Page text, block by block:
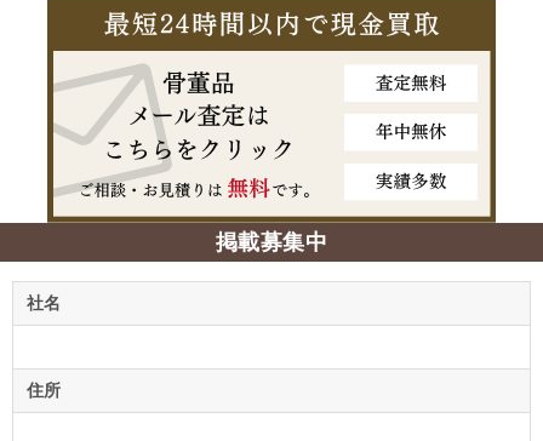
掲載募集中
社名
住所